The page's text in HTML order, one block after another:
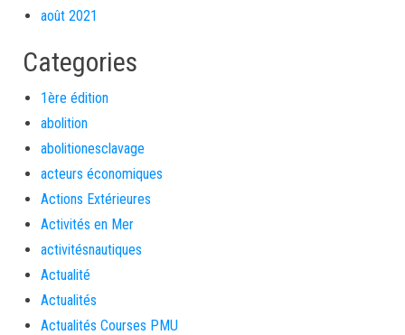
août 2021
Categories
1ère édition
abolition
abolitionesclavage
acteurs économiques
Actions Extérieures
Activités en Mer
activitésnautiques
Actualité
Actualités
Actualités Courses PMU